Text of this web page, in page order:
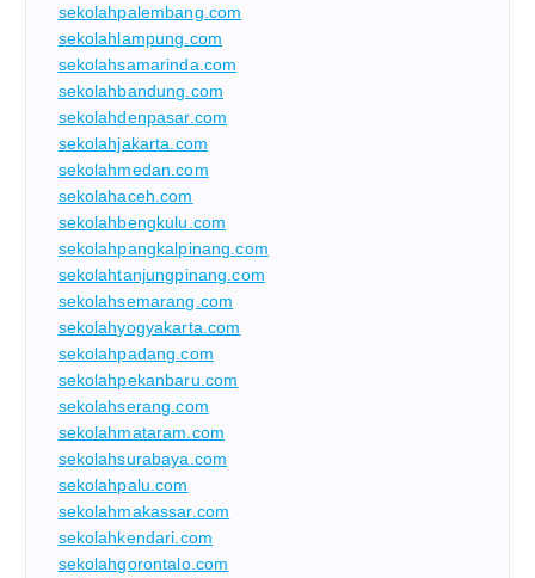
sekolahpalembang.com
sekolahlampung.com
sekolahsamarinda.com
sekolahbandung.com
sekolahdenpasar.com
sekolahjakarta.com
sekolahmedan.com
sekolahaceh.com
sekolahbengkulu.com
sekolahpangkalpinang.com
sekolahtanjungpinang.com
sekolahsemarang.com
sekolahyogyakarta.com
sekolahpadang.com
sekolahpekanbaru.com
sekolahserang.com
sekolahmataram.com
sekolahsurabaya.com
sekolahpalu.com
sekolahmakassar.com
sekolahkendari.com
sekolahgorontalo.com